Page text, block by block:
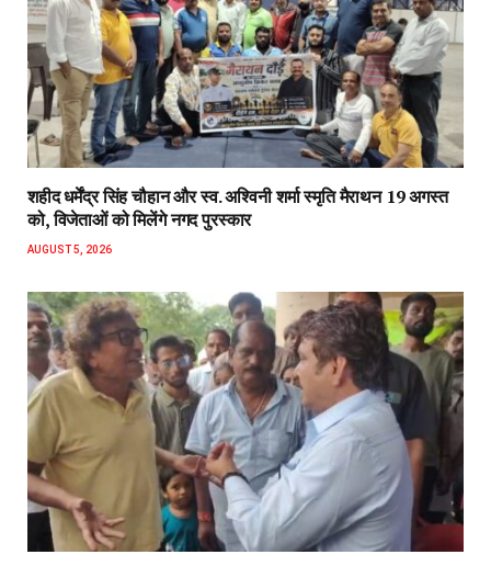
शहीद धर्मेंद्र सिंह चौहान और स्व. अश्विनी शर्मा स्मृति मैराथन 19 अगस्त
को, विजेताओं को मिलेंगे नगद पुरस्कार
AUGUST 5, 2026